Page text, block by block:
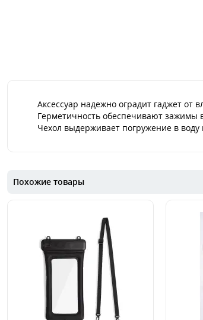
Аксессуар надежно оградит гаджет
Герметичность обеспечивают зажимы
Чехол выдерживает погружение в
Похожие товары